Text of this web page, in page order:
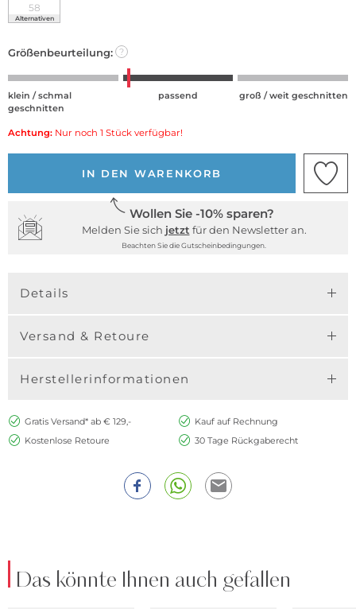
58
Alternativen
Größenbeurteilung: ?
klein / schmal
geschnitten
passend groß / weit geschnitten
Achtung: Nur noch 1 Stück verfügbar!
IN DEN WARENKORB
Wollen Sie -10% sparen?
Melden Sie sich jetzt für den Newsletter an.
Beachten Sie die Gutscheinbedingungen.
Details
Versand & Retoure
Herstellerinformationen
Gratis Versand* ab € 129,-
Kauf auf Rechnung
Kostenlose Retoure
30 Tage Rückgaberecht
Das könnte Ihnen auch gefallen